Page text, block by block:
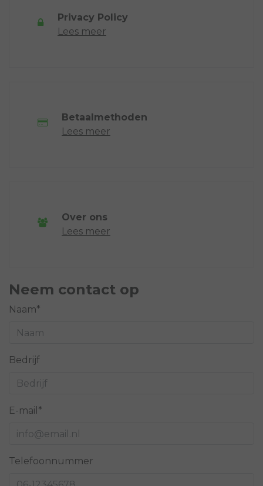
Privacy Policy
Lees meer
Betaalmethoden
Lees meer
Over ons
Lees meer
Neem contact op
Naam*
Bedrijf
E-mail*
Telefoonnummer